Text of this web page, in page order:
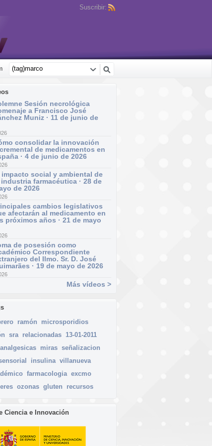
Suscribir:
Sesión necrológica
a Francisco José
Muniz · 11 de junio de
consolidar la innovación
de medicamentos en
· 4 de junio de 2026
impacto social y ambiental de
industria farmacéutica · 28 de
de 2026
cambios legislativos
afectarán al medicamento en
próximos años · 21 de mayo
de posesión como
Correspondiente
del Ilmo. Sr. D. José
· 19 de mayo de 2026
Más vídeos >
ramón
microsporidios
sra relacionadas 13-01-2011
analgesicas miras señalizacion
insulina villanueva
farmacologia excmo
ozonas gluten recursos
Ciencia e Innovación